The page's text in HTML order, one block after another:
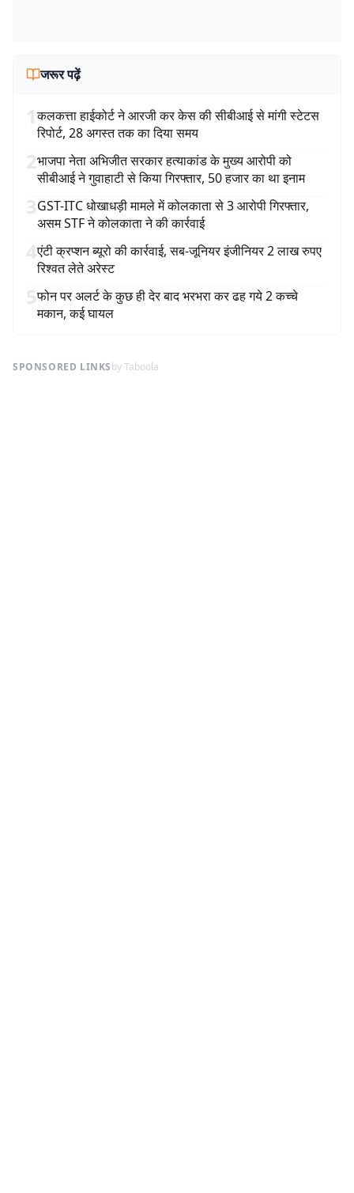
जरूर पढ़ें
1कलकत्ता हाईकोर्ट ने आरजी कर केस की सीबीआई से मांगी स्टेटस
रिपोर्ट, 28 अगस्त तक का दिया समय
2भाजपा नेता अभिजीत सरकार हत्याकांड के मुख्य आरोपी को
सीबीआई ने गुवाहाटी से किया गिरफ्तार, 50 हजार का था इनाम
3GST-ITC धोखाधड़ी मामले में कोलकाता से 3 आरोपी गिरफ्तार,
असम STF ने कोलकाता ने की कार्रवाई
4एंटी क्रप्शन ब्यूरो की कार्रवाई, सब-जूनियर इंजीनियर 2 लाख रुपए
रिश्वत लेते अरेस्ट
5फोन पर अलर्ट के कुछ ही देर बाद भरभरा कर ढह गये 2 कच्चे
मकान, कई घायल
SPONSORED LINKSby Taboola